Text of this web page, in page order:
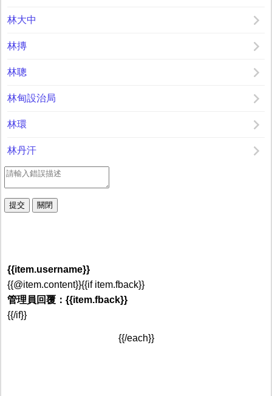
林大中
林摶
林聰
林甸設治局
林環
林丹汗
{{item.username}}
{{@item.content}}{{if item.fback}}
管理員回覆：{{item.fback}}
{{/if}}
{{/each}}